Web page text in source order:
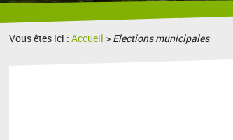
Vous êtes ici :Accueil > Elections municipales